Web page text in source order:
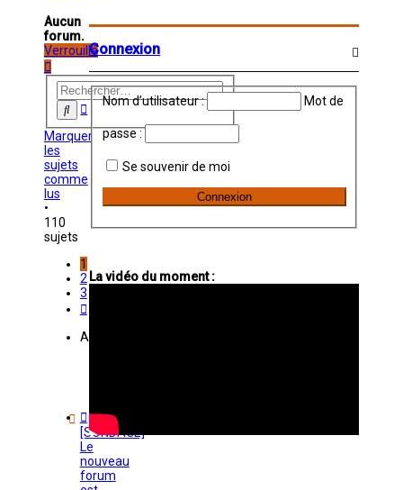
Aucun
forum.
Verrouillé
Rechercher
Recherche
Marquer
les
sujets
comme
lus
•
110
sujets
1
2
3
Annonces
[SONDAGE]
Le
nouveau
forum
Connexion
Nom d’utilisateur : Mot de
passe :
Se souvenir de moi
La vidéo du moment :